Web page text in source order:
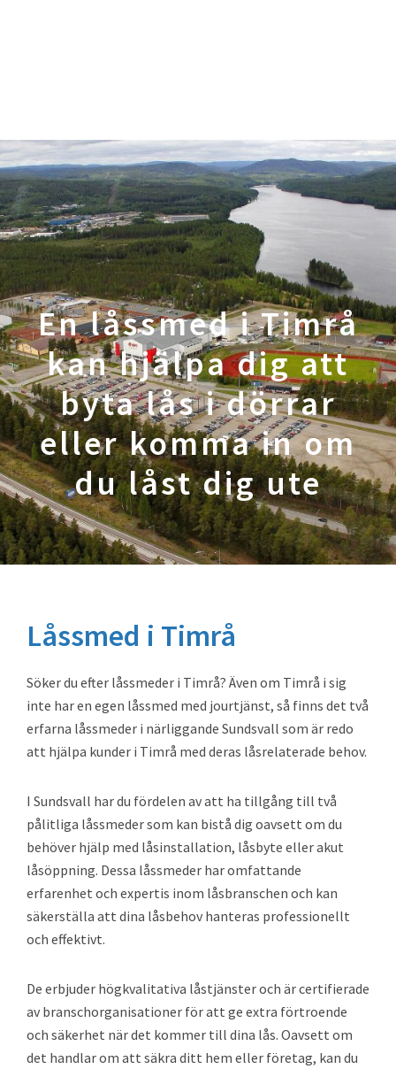
En låssmed i Timrå
kan hjälpa dig att
byta lås i dörrar
eller komma in om
du låst dig ute
Låssmed i Timrå
Söker du efter låssmeder i Timrå? Även om Timrå i sig
inte har en egen låssmed med jourtjänst, så finns det två
erfarna låssmeder i närliggande Sundsvall som är redo
att hjälpa kunder i Timrå med deras låsrelaterade behov.
I Sundsvall har du fördelen av att ha tillgång till två
pålitliga låssmeder som kan bistå dig oavsett om du
behöver hjälp med låsinstallation, låsbyte eller akut
låsöppning. Dessa låssmeder har omfattande
erfarenhet och expertis inom låsbranschen och kan
säkerställa att dina låsbehov hanteras professionellt
och effektivt.
De erbjuder högkvalitativa låstjänster och är certifierade
av branschorganisationer för att ge extra förtroende
och säkerhet när det kommer till dina lås. Oavsett om
det handlar om att säkra ditt hem eller företag, kan du